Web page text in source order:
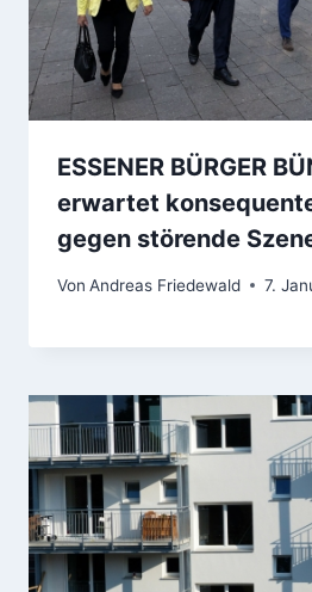
ESSENER BÜRGER
erwartet
gegen störende
Von Andreas Friedewald 7.